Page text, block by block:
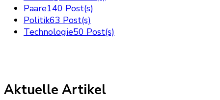
Paare140 Post(s)
Politik63 Post(s)
Technologie50 Post(s)
Aktuelle Artikel